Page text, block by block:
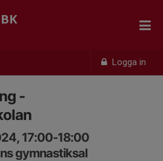
Logga in
-
17:00-18:00
gymnastiksal